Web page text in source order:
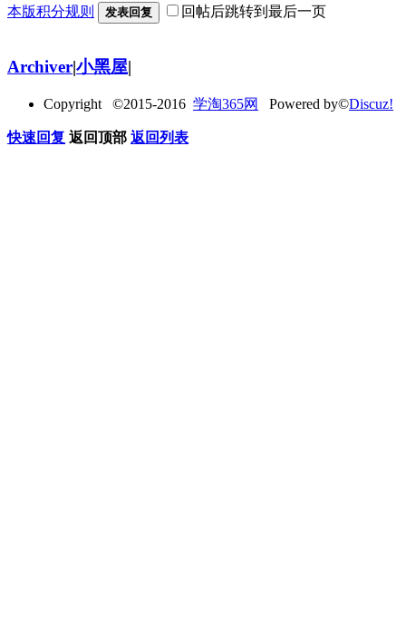
本版积分规则 发表回复 回帖后跳转到最后一页
Archiver|小黑屋|
Copyright ©2015-2016 学淘365网 Powered by©Discuz!
快速回复 返回顶部 返回列表